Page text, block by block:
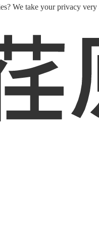
We take your privacy very